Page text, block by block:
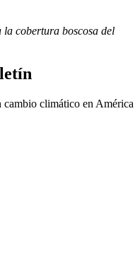
la cobertura boscosa del
cambio climático en América